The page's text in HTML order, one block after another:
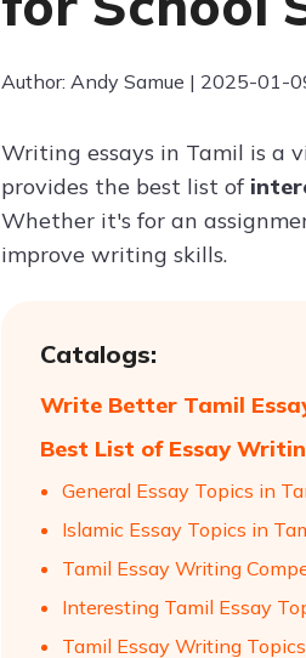
Author: Andy Samue | 2025-01-
Writing essays in Tamil is a
provides the best list of
Whether it's for an
improve writing skills.
Catalogs:
Write Better Tamil
Best List of Essay
General Essay Topics in
Islamic Essay Topics in
Tamil Essay Writing
Interesting Tamil Essay
Tamil Essay Writing